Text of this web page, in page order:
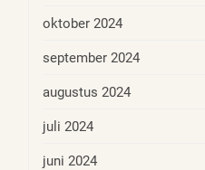
oktober 2024
september 2024
augustus 2024
juli 2024
juni 2024